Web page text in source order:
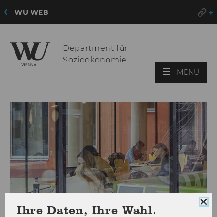
WU WEB
Department für
Sozioökonomie
MENÜ
Ihre Daten, Ihre Wahl.